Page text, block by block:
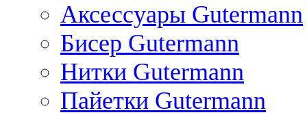
Аксессуары Gutermann
Бисер Gutermann
Нитки Gutermann
Пайетки Gutermann